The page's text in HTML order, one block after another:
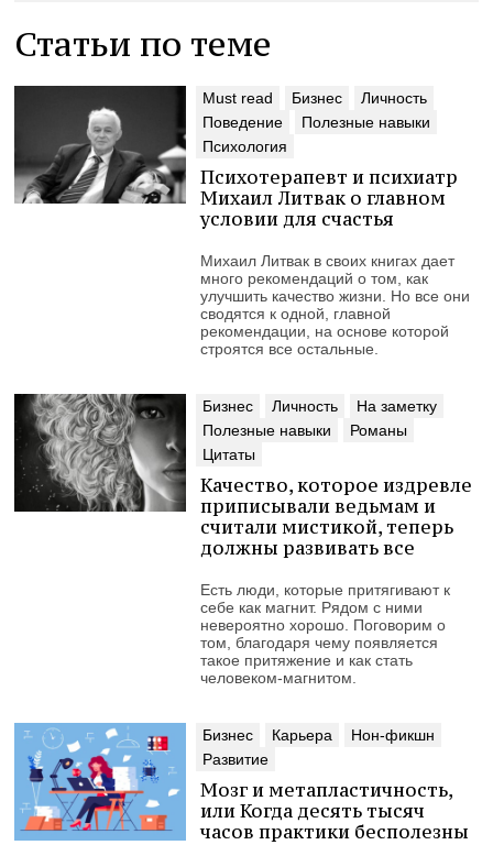
Статьи по теме
Must read Бизнес
Личность
Поведение
Полезные навыки
Психология
Психотерапевт и психиатр
Михаил Литвак о главном
условии для счастья
Михаил Литвак в своих книгах дает
много рекомендаций о том, как
улучшить качество жизни. Но все они
сводятся к одной, главной
рекомендации, на основе которой
строятся все остальные.
Бизнес Личность
На заметку
Полезные навыки
Романы
Цитаты
Качество, которое издревле
приписывали ведьмам и
считали мистикой, теперь
должны развивать все
Есть люди, которые притягивают к
себе как магнит. Рядом с ними
невероятно хорошо. Поговорим о
том, благодаря чему появляется
такое притяжение и как стать
человеком-магнитом.
Бизнес Карьера
Нон-фикшн
Развитие
Мозг и метапластичность,
или Когда десять тысяч
часов практики бесполезны